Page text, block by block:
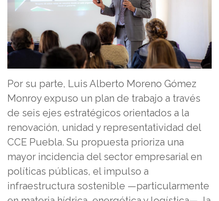
Por su parte, Luis Alberto Moreno Gómez
Monroy expuso un plan de trabajo a través
de seis ejes estratégicos orientados a la
renovación, unidad y representatividad del
CCE Puebla. Su propuesta prioriza una
mayor incidencia del sector empresarial en
políticas públicas, el impulso a
infraestructura sostenible —particularmente